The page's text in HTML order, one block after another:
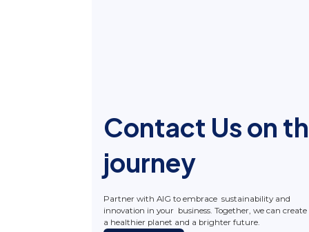
Contact Us on
journey
Partner with AIG to embrace sustainability and
innovation in your business. Together, we can create
a healthier planet and a brighter future.